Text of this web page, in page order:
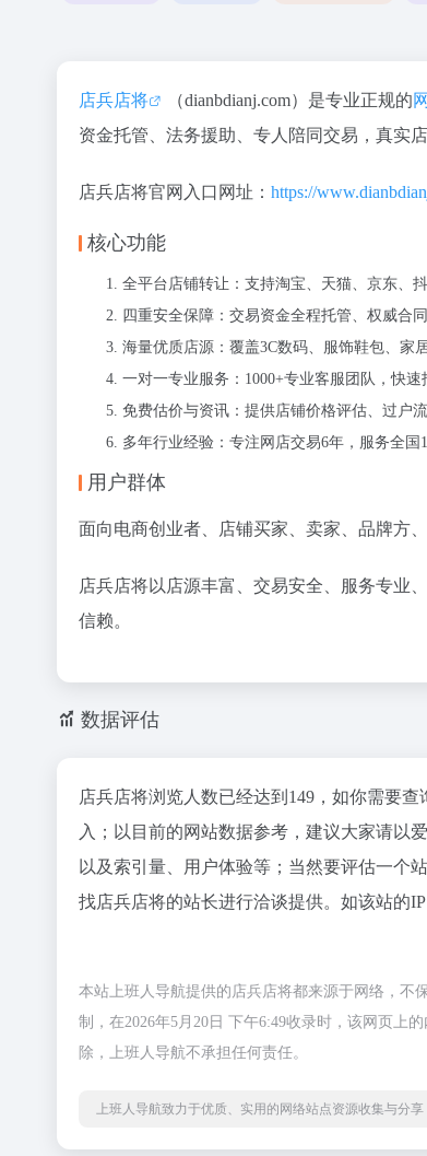
店兵店将 （dianbdianj.com）是专业正规的
资金托管、法务援助、专人陪同交易，真实
店兵店将官网入口网址： https://
核心功能
全平台店铺转让：支持淘宝、天猫、京东、
四重安全保障：交易资金全程托管、权威合
海量优质店源：覆盖3C数码、服饰鞋包、家
一对一专业服务：1000+专业客服团队，快速
免费估价与资讯：提供店铺价格评估、过户
多年行业经验：专注网店交易6年，服务全国
用户群体
面向电商创业者、店铺买家、卖家、品牌方
店兵店将以店源丰富、交易安全、服务专业
信赖。
数据评估
店兵店将浏览人数已经达到149，如你需要
入；以目前的网站数据参考，建议大家请以
以及索引量、用户体验等；当然要评估一个
找店兵店将的站长进行洽谈提供。如该站的IP
本站上班人导航提供的店兵店将都来源于网络，不
制，在2026年5月20日 下午6:49收录时，该网页上
除，上班人导航不承担任何责任。
上班人导航致力于优质、实用的网络站点资源收集与分享